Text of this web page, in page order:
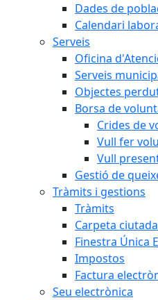
Dades de
Calendari
Serveis
Oficina
Serveis
Objectes
Borsa de
Crides de
Vull fer
Vull
Gestió de
Tràmits i gestions
Tràmits
Carpeta
Finestra Única
Impostos
Factura
Seu electrònica